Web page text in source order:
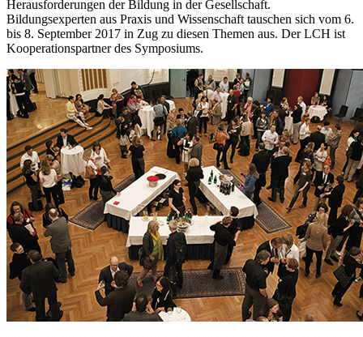
Herausforderungen der Bildung in der Gesellschaft.
Bildungsexperten aus Praxis und Wissenschaft tauschen sich vom 6.
bis 8. September 2017 in Zug zu diesen Themen aus. Der LCH ist
Kooperationspartner des Symposiums.